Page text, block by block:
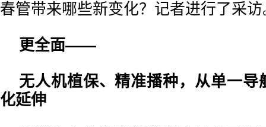
春管带来哪些新变化？记者进行了采访
更全面——
无人机植保、精准播种，从单一导
化延伸